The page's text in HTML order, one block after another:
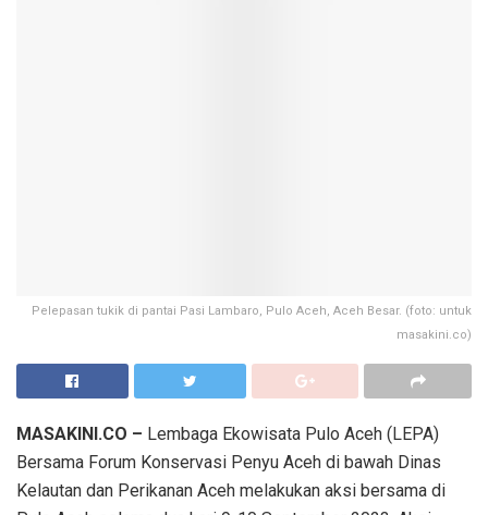
Pelepasan tukik di pantai Pasi Lambaro, Pulo Aceh, Aceh Besar. (foto: untuk
masakini.co)
MASAKINI.CO – Lembaga Ekowisata Pulo Aceh (LEPA)
Bersama Forum Konservasi Penyu Aceh di bawah Dinas
Kelautan dan Perikanan Aceh melakukan aksi bersama di